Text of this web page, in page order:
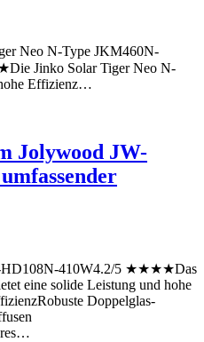
Neo N-Type JKM460N-
Jinko Solar Tiger Neo N-
Effizienz…
Jolywood JW-
HD108N-410W4.2/5 ★★★★Das
eine solide Leistung und hohe
Doppelglas-